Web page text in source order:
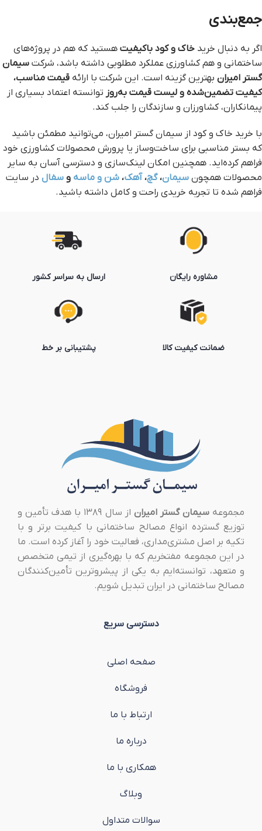
جمع‌بندی
اگر به دنبال خرید خاک و کود باکیفیت هستید که هم در پروژه‌های
ساختمانی و هم کشاورزی عملکرد مطلوبی داشته باشد، شرکت سیمان
گستر امیران بهترین گزینه است. این شرکت با ارائه قیمت مناسب،
کیفیت تضمین‌شده و لیست قیمت به‌روز توانسته اعتماد بسیاری از
پیمانکاران، کشاورزان و سازندگان را جلب کند.
با خرید خاک و کود از سیمان گستر امیران، می‌توانید مطمئن باشید
که بستر مناسبی برای ساخت‌وساز یا پرورش محصولات کشاورزی خود
فراهم کرده‌اید. همچنین امکان لینک‌سازی و دسترسی آسان به سایر
محصولات همچون سیمان،گچ، آهک، شن و ماسه و سفال در سایت
فراهم شده تا تجربه خریدی راحت و کامل داشته باشید.
مشاوره رایگان
ضمانت کیفیت کالا
ارسال به سراسر کشور
پشتیبانی بر خط
مجموعهسیمان گستر امیران
از سال ۱۳۸۹ با هدف تأمین و
توزیع گسترده انواع مصالح ساختمانی با کیفیت برتر و با
تکیه بر اصل مشتری‌مداری، فعالیت خود را آغاز کرده است. ما
در این مجموعه مفتخریم که با بهره‌گیری از تیمی متخصص
و متعهد، توانسته‌ایم به یکی از پیشروترین تأمین‌کنندگان
مصالح ساختمانی در ایران تبدیل شویم.
دسترسی سریع
صفحه اصلی
فروشگاه
ارتباط با ما
درباره ما
همکاری با ما
وبلاگ
سوالات متداول